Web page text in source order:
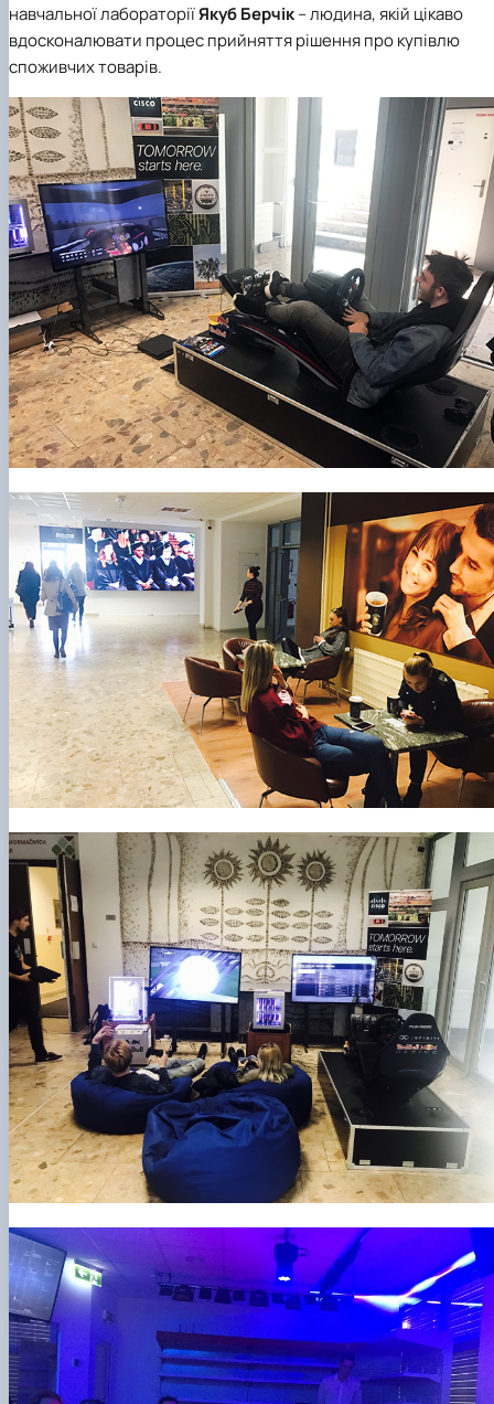
навчальної лабораторіїЯкуб Берчік– людина, якій цікаво
вдосконалювати процес прийняття рішення про купівлю
споживчих товарів.